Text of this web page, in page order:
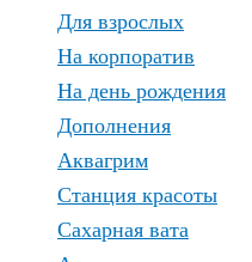
Для взрослых
На корпоратив
На день рождения
Дополнения
Аквагрим
Станция красоты
Сахарная вата